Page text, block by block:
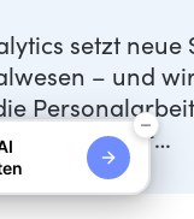
setzt neue
– und
ist es für
...